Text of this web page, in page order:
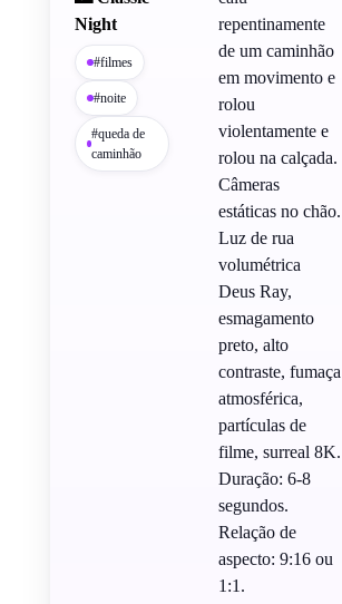
Night
#filmes
#noite
#queda de
caminhão
repentinamente
de um caminhão
em movimento e
rolou
violentamente e
rolou na calçada.
Câmeras
estáticas no chão.
Luz de rua
volumétrica
Deus Ray,
esmagamento
preto, alto
contraste, fumaça
atmosférica,
partículas de
filme, surreal 8K.
Duração: 6-8
segundos.
Relação de
aspecto: 9:16 ou
1:1.